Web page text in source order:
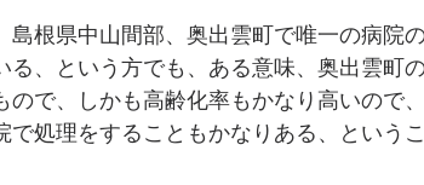
根県中山間部、奥出雲町で唯一の病院
る、という方でも、ある意味、奥出雲町
ので、しかも高齢化率もかなり高いので
で処理をすることもかなりある、という